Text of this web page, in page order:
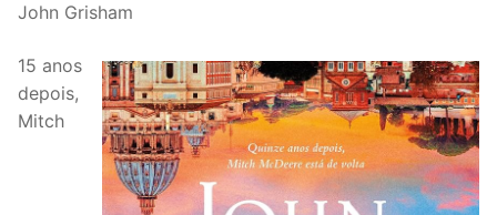
John Grisham
15 anos
depois,
Mitch